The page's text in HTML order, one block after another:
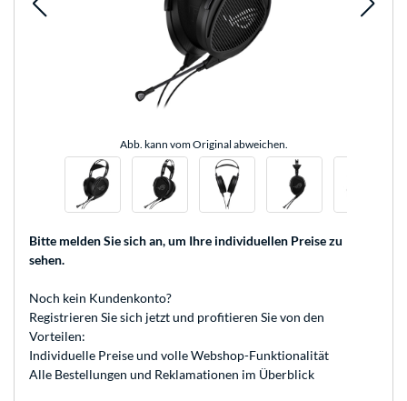
Abb. kann vom Original abweichen.
Bitte melden Sie sich an, um Ihre individuellen Preise zu
sehen.
Noch kein Kundenkonto?
Registrieren Sie sich jetzt und profitieren Sie von den
Vorteilen:
Individuelle Preise und volle Webshop-Funktionalität
Alle Bestellungen und Reklamationen im Überblick